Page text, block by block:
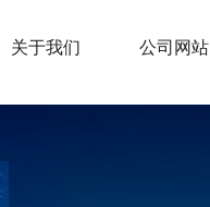
关于我们 公司网站